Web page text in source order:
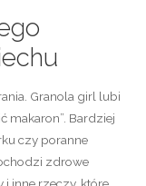
Granola girl lubi
makaron”. Bardziej
czy poranne
zdrowe
i inne rzeczy, które